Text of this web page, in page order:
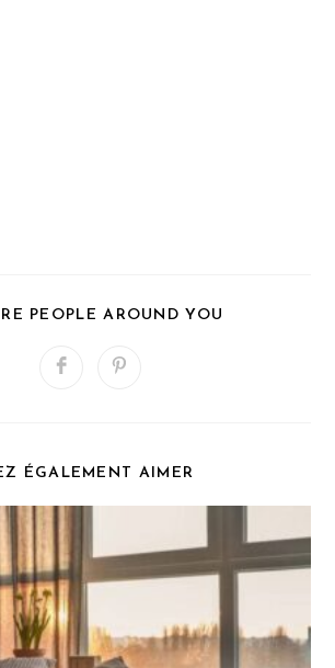
PEOPLE AROUND YOU
Ouvrir
Ouvrir
ÉGALEMENT AIMER